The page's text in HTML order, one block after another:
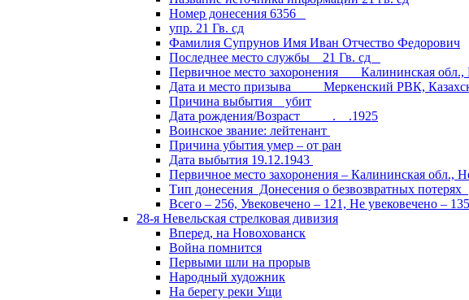
Номер донесения 6356
упр. 21 Гв. сд
Фамилия Супрунов Имя Иван Отчество Федорович
Последнее место службы 21 Гв. сд
Первичное место захоронения Калининская обл.,
Дата и место призыва Меркенский РВК,
Причина выбытия убит
Дата рождения/Возраст __.__.1925
Воинское звание: лейтенант
Причина убытия умер – от ран
Дата выбытия 19.12.1943
Первичное место захоронения – Калининская обл.,
Тип донесения Донесения о безвозвратных потерях
Всего – 256, Увековечено – 121, Не увековечено – 135
28-я Невельская стрелковая дивизия
Вперед, на Новохованск
Война помнится
Первыми шли на прорыв
Народный художник
На берегу реки Ущи